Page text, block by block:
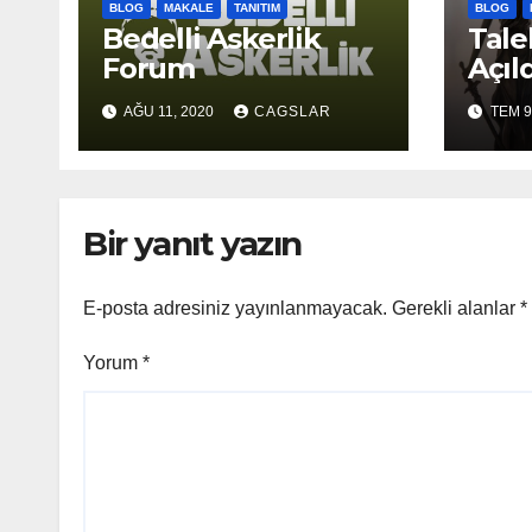
BLOG MAKALE TANITIM
Bedelli Askerlik
Forum
AĞU 11, 2020 CAGSLAR
BLOG
TEM
Bir yanıt yazın
E-posta adresiniz yayınlanmayacak. Gerekli alanlar *
Yorum *